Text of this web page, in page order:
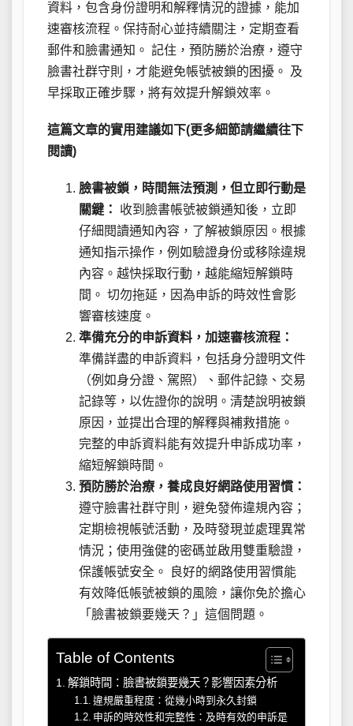
資料，包含身份證明和解釋情況的證據，能加
速審核流程。保持耐心並持續關注，定期查看
郵件和臉書通知。 記住，預防勝於治療，遵守
臉書社群守則，才能避免帳號被鎖的困擾。 及
早採取正確步驟，將有效提升解鎖效率。
這篇文章的實用建議如下(更多細節請繼續往下
閱讀)
臉書被鎖，時間無法預測，但立即行動是
關鍵：
收到臉書帳號被鎖通知後，立即
仔細閱讀通知內容，了解被鎖原因。根據
通知指示操作，例如驗證身份或移除違規
內容。越快採取行動，越能縮短解鎖時
間。 切勿拖延，因為申訴的時效性會影
響審核速度。
準備充分的申訴資料，加速審核流程：
準備詳盡的申訴資料，包括身分證明文件
（例如身分證、駕照）、郵件記錄、交易
記錄等，以佐證你的說明。清楚說明被鎖
原因，並提出合理的解釋與補救措施。
完整的申訴資料能有效提升申訴成功率，
縮短解鎖時間。
預防勝於治療，養成良好網路使用習慣：
遵守臉書社群守則，避免發佈違規內容；
定期檢視帳號活動，及時發現並處理異常
情況；使用強健的密碼並啟用雙重驗證，
保護帳號安全。 良好的網路使用習慣能
有效降低帳號被鎖的風險，讓你免於擔心
「臉書被鎖要幾天？」這個問題。
Table of Contents
解鎖時間：臉書被鎖要幾天？影響因素分析
違規嚴重程度：從幾小時到永久封鎖
申訴的時效性和完整性：及時有效的申訴是